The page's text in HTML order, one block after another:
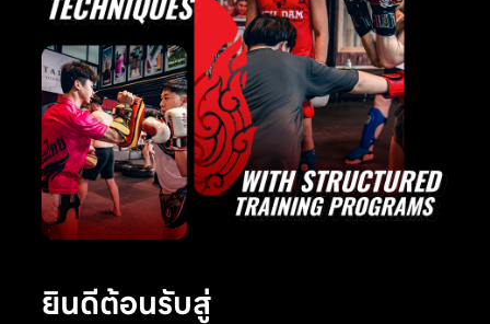
ยินดีต้อนรับสู่